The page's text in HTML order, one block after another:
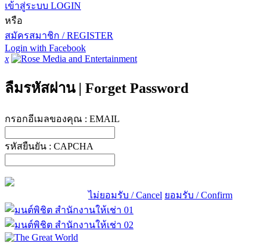
เข้าสู่ระบบ LOGIN
หรือ
สมัครสมาชิก / REGISTER
Login with Facebook
x
ลืมรหัสผ่าน | Forget Password
กรอกอีเมลของคุณ : EMAIL
รหัสยืนยัน : CAPCHA
ไม่ยอมรับ / Cancel ยอมรับ / Confirm